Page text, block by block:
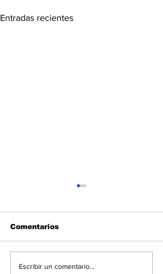
Entradas recientes
Implicación activa de
Comentarios
Escribir un comentario...